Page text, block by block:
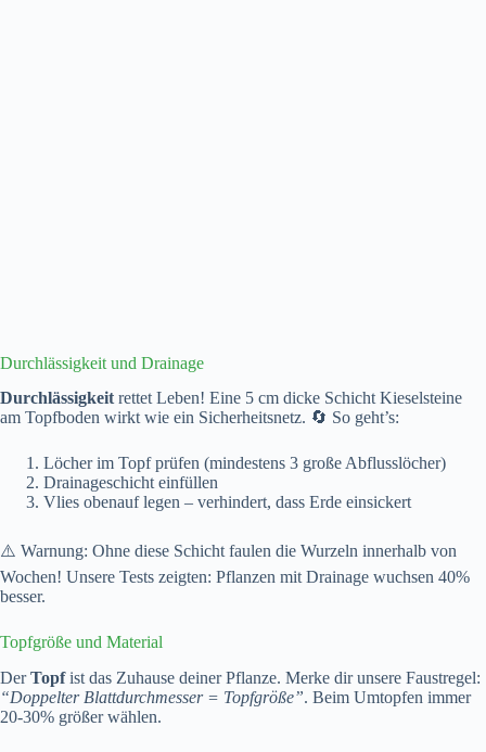
Durchlässigkeit und Drainage
Durchlässigkeitrettet Leben! Eine 5 cm dicke Schicht Kieselsteine
am Topfboden wirkt wie ein Sicherheitsnetz. 🔄 So geht’s:
Löcher im Topf prüfen (mindestens 3 große Abflusslöcher)
Drainageschicht einfüllen
Vlies obenauf legen – verhindert, dass Erde einsickert
⚠️ Warnung: Ohne diese Schicht faulen die Wurzeln innerhalb von
Wochen! Unsere Tests zeigten: Pflanzen mit Drainage wuchsen 40%
besser.
Topfgröße und Material
DerTopfist das Zuhause deiner Pflanze. Merke dir unsere Faustregel:
“Doppelter Blattdurchmesser = Topfgröße”. Beim Umtopfen immer
20-30% größer wählen.